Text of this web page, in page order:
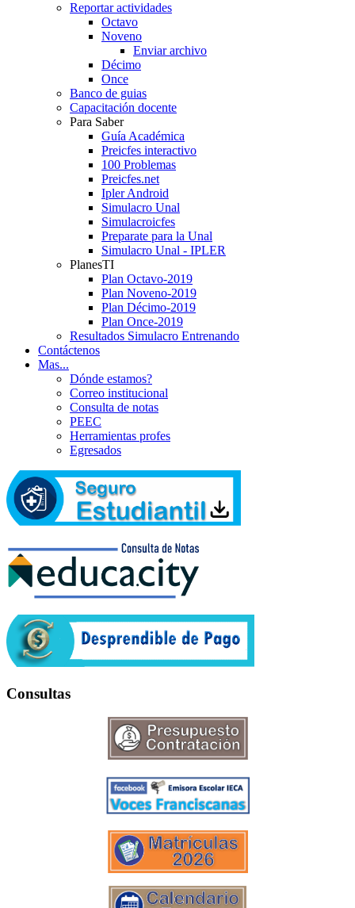
Reportar actividades
Octavo
Noveno
Enviar archivo
Décimo
Once
Banco de guias
Capacitación docente
Para Saber
Guía Académica
Preicfes interactivo
100 Problemas
Preicfes.net
Ipler Android
Simulacro Unal
Simulacroicfes
Preparate para la Unal
Simulacro Unal - IPLER
PlanesTI
Plan Octavo-2019
Plan Noveno-2019
Plan Décimo-2019
Plan Once-2019
Resultados Simulacro Entrenando
Contáctenos
Mas...
Dónde estamos?
Correo institucional
Consulta de notas
PEEC
Herramientas profes
Egresados
Consultas